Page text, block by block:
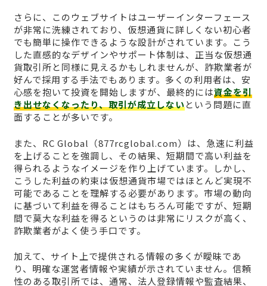
さらに、このウェブサイトはユーザーインターフェース
が非常に洗練されており、仮想通貨に詳しくない初心者
でも簡単に操作できるような設計がされています。こう
した直感的なデザインやサポート体制は、正当な仮想通
貨取引所と同様に見えるかもしれませんが、詐欺業者が
好んで採用する手法でもあります。多くの利用者は、安
心感を抱いて投資を開始しますが、最終的には資金を引
き出せなくなったり、取引が成立しないという問題に直
面することが多いです。
また、RC Global（877rcglobal.com）は、急速に利益
を上げることを強調し、その結果、短期間で高い利益を
得られるようなイメージを作り上げています。しかし、
こうした利益の約束は仮想通貨市場ではほとんど実現不
可能であることを理解する必要があります。市場の動向
に基づいて利益を得ることはもちろん可能ですが、短期
間で莫大な利益を得るというのは非常にリスクが高く、
詐欺業者がよく使う手口です。
加えて、サイト上で提供される情報の多くが曖昧であ
り、明確な運営者情報や実績が示されていません。信頼
性のある取引所では、通常、法人登録情報や監査結果、